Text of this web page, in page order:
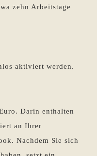
zehn Arbeitstage
aktiviert werden.
Darin enthalten
an Ihrer
Nachdem Sie sich